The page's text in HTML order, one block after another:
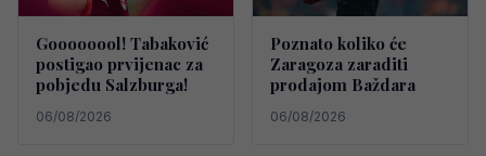
Goooooool! Tabaković
postigao prvijenac za
pobjedu Salzburga!
06/08/2026
Poznato koliko će
Zaragoza zaraditi
prodajom Baždara
06/08/2026